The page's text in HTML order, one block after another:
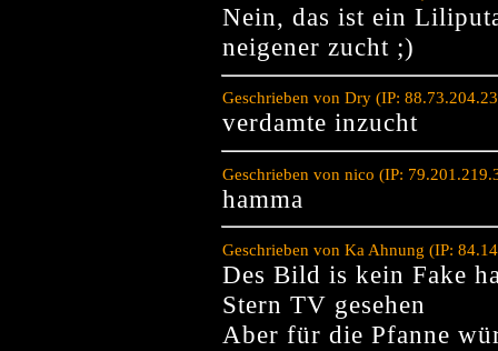
Nein, das ist ein
neigener zucht ;)
Geschrieben von Dry (IP:
verdamte inzucht
Geschrieben von nico (IP:
hamma
Geschrieben von Ka Ahnung (IP:
Des Bild is kein Fake
Stern TV gesehen
Aber für die Pfanne